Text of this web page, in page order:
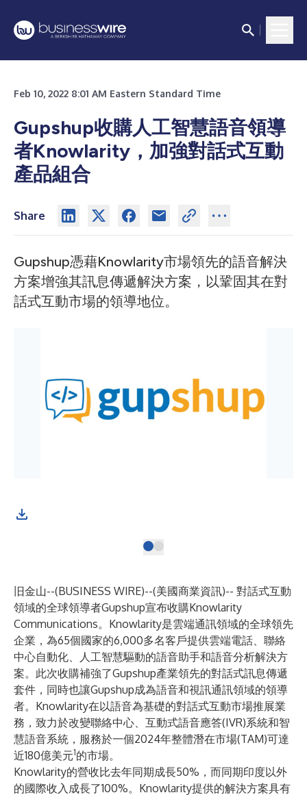
Feb 10, 2022 8:01 AM Eastern Standard Time
Gupshup收購人工智慧語音領導
者Knowlarity，加強對話式互動
產品組合
Share
Gupshup憑藉Knowlarity市場領先的語音解決
方案增強其訊息傳遞解決方案，以鞏固其在對
話式互動市場的領導地位。
旧金山--(BUSINESS WIRE)--(美國商業資訊)-- 對話式互動
領域的全球領導者Gupshup宣布收購Knowlarity
Communications。Knowlarity是雲端通訊領域的全球領先
企業，為65個國家的6,000多名客戶提供雲端電話、聯絡
中心自動化、人工智慧驅動的語音助手和語音分析解決方
案。此次收購補強了Gupshup產業領先的對話式訊息傳遞
套件，同時也讓Gupshup成為語音和視訊通訊領域的領導
者。Knowlarity在以語音為基礎的對話式互動市場推展業
務，致力於改變聯絡中心、互動式語音應答(IVR)系統和智
慧語音系統，服務於一個2024年整體潛在市場(TAM)可達
近180億美元1的市場。
Knowlarity的營收比去年同期成長50%，而同期印度以外
的國際收入成長了100%。Knowlarity提供的解決方案具有